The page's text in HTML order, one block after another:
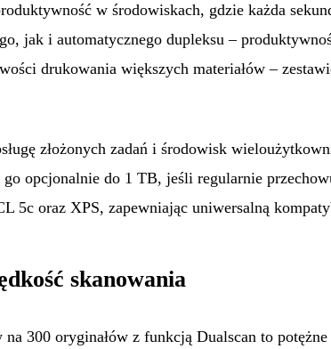
w środowiskach, gdzie każda
jak i automatycznego dupleksu –
drukowania większych materiałów –
złożonych zadań i środowisk
opcjonalnie do 1 TB, jeśli regularnie
5c oraz XPS, zapewniając uniwersalną
skanowania
300 oryginałów z funkcją Dualscan to